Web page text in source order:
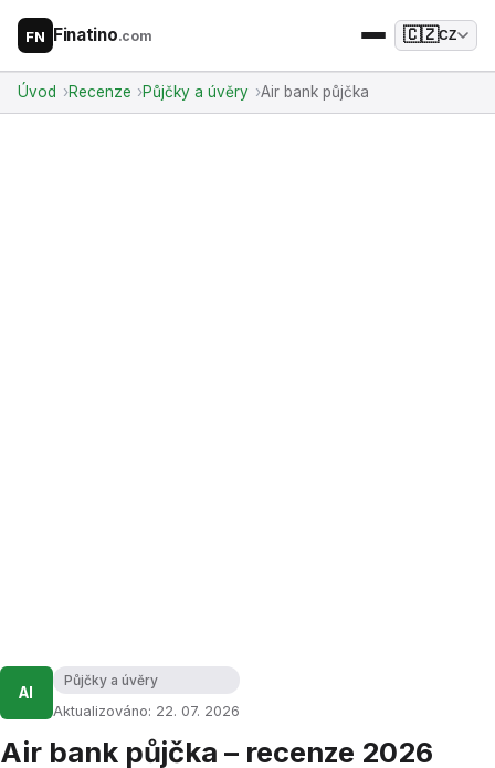
FN Finatino.com 🇨🇿CZ
Úvod Recenze Půjčky a úvěry Air bank půjčka
AI
Půjčky a úvěry
Aktualizováno: 22. 07. 2026
Air bank půjčka – recenze 2026